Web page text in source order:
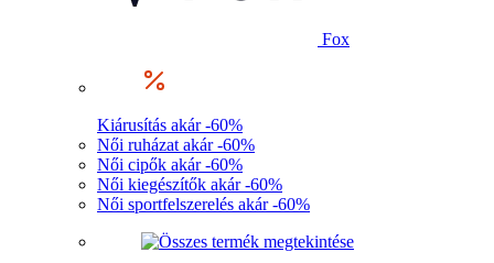
Fox
Kiárusítás akár -60%
Női ruházat akár -60%
Női cipők akár -60%
Női kiegészítők akár -60%
Női sportfelszerelés akár -60%